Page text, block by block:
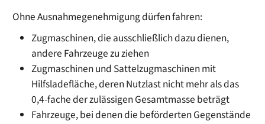
Ohne Ausnahmegenehmigung dürfen fahren:
Zugmaschinen, die ausschließlich dazu dienen,
andere Fahrzeuge zu ziehen
Zugmaschinen und Sattelzugmaschinen mit
Hilfsladefläche, deren Nutzlast nicht mehr als das
0,4-fache der zulässigen Gesamtmasse beträgt
Fahrzeuge, bei denen die beförderten Gegenstände